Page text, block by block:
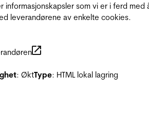
informasjonskapsler som vi er i ferd med
leverandørene av enkelte cookies.
: ØktType: HTML lokal lagring